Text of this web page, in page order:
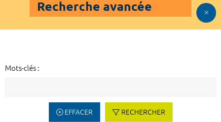
Recherche avancée
Mots-clés :
EFFACER RECHERCHER